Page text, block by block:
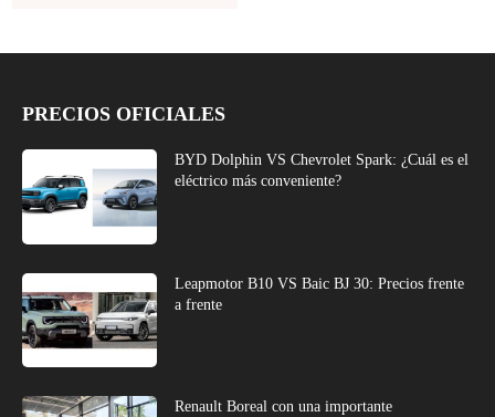
PRECIOS OFICIALES
BYD Dolphin VS Chevrolet Spark: ¿Cuál es el
eléctrico más conveniente?
Leapmotor B10 VS Baic BJ 30: Precios frente
a frente
Renault Boreal con una importante